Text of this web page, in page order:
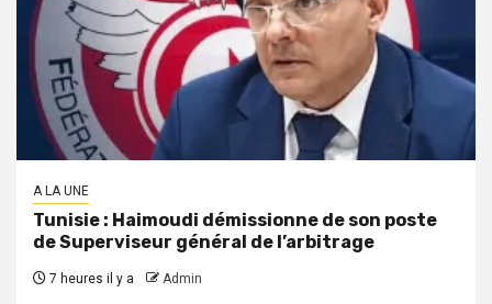
A LA UNE
Tunisie : Haimoudi démissionne de son poste
de Superviseur général de l’arbitrage
7 heures il y a Admin